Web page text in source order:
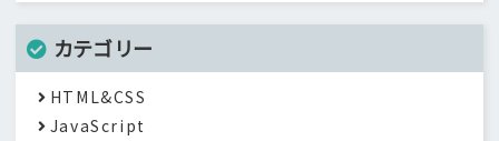
カテゴリー
HTML&CSS
JavaScript